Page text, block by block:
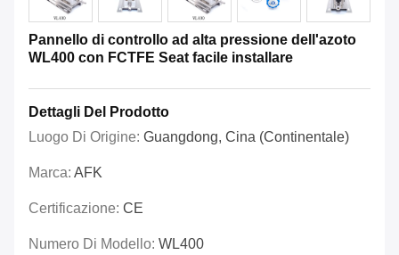
Pannello di controllo ad alta pressione dell'azoto
WL400 con FCTFE Seat facile installare
Dettagli Del Prodotto
Luogo Di Origine: Guangdong, Cina (continentale)
Marca: AFK
Certificazione: CE
Numero Di Modello: WL400